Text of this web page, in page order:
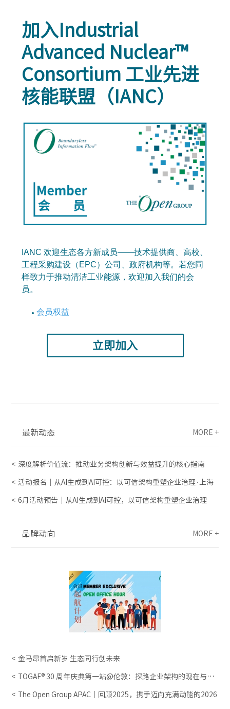
加入Industrial
Advanced Nuclear™
Consortium 工业先进
核能联盟（IANC）
IANC 欢迎生态各方新成员——技术提供商、高校、
工程采购建设（EPC）公司、政府机构等。若您同
样致力于推动清洁工业能源，欢迎加入我们的会
员。
会员权益
立即加入
最新动态 MORE +
深度解析价值流：推动业务架构创新与效益提升的核心指南
活动报名｜从AI生成到AI可控：以可信架构重塑企业治理·上海
6月活动预告｜从AI生成到AI可控，以可信架构重塑企业治理
品牌动向 MORE +
金马昂首启新岁 生态同行创未来
TOGAF® 30 周年庆典第一站@伦敦：探路企业架构的现在与未
The Open Group APAC｜回顾2025，携手迈向充满动能的2026